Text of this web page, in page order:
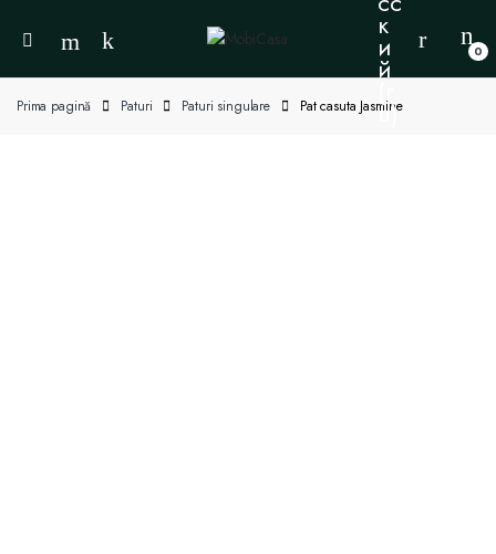
0
Prima pagină Paturi Paturi singulare Pat casuta Jasmine